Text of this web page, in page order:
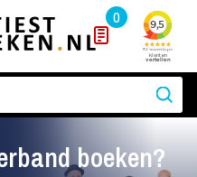
0
boeken?